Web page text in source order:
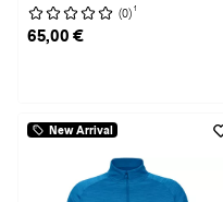
(0) 1
65,00 €
New Arrival